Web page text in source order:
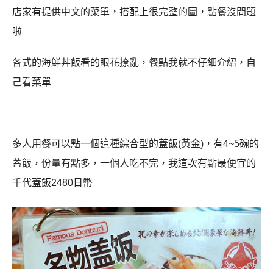
店家有提供中文的菜單，搭配上很完整的圖，點餐沒問題
啦
各式的海鮮丼飯看的眼花撩亂，餐點我就不仔細介紹，自
己看菜單
多人用餐可以點一個這種綜合型的蓋飯(黃金)，有4~5碗的
蓋飯，份量有點多，一個人吃不完，我這次有點最便宜的
千代蓋飯2480日幣